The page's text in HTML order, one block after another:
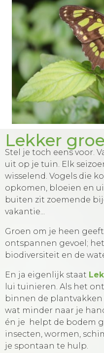
Lekker
Stel je toch eens voor.
uit op je tuin. Elk
wisselend. Vogels die
opkomen, bloeien en
buiten zit zoemende
vakantie...
Groen om je heen
ontspannen gevoel;
biodiversiteit en de
En ja eigenlijk staat
lui tuinieren. Als het
binnen de plantvakken
wat minder naar je
én je helpt de bodem
insecten, wormen,
je spontaan te hulp.